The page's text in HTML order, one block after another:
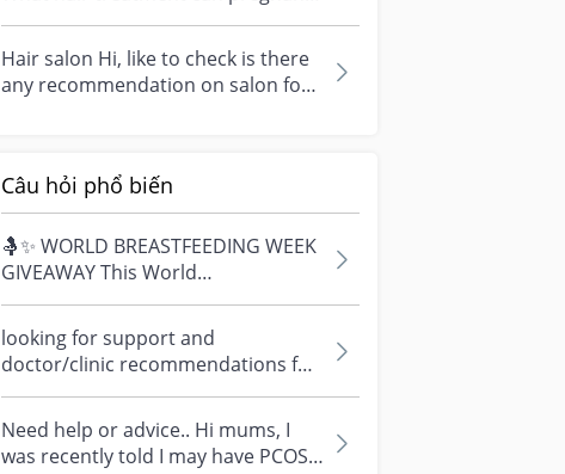
woman do to solve fizzy hair w...
Hair salon Hi, like to check is there
any recommendation on salon for
Câu hỏi phổ biến
🤱✨ WORLD BREASTFEEDING WEEK
GIVEAWAY This World
Breastfeeding Week, we're
celebrating every mum's fe...
looking for support and
doctor/clinic recommendations for
a medical abortion i'm feeling really
over...
Need help or advice.. Hi mums, I
was recently told I may have PCOS